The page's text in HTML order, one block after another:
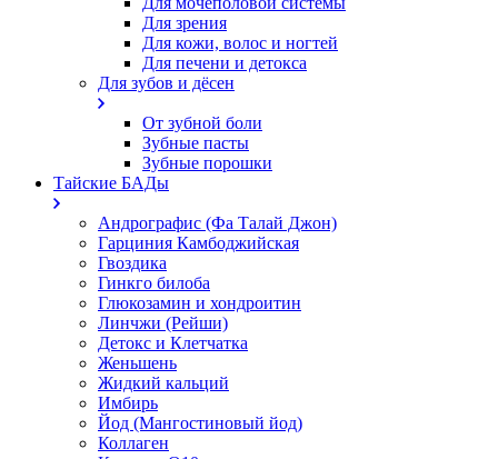
Для зрения
Для кожи, волос и ногтей
Для печени и детокса
Для зубов и дёсен
От зубной боли
Зубные пасты
Зубные порошки
Тайские БАДы
Андрографис (Фа Талай Джон)
Гарциния Камбоджийская
Гвоздика
Гинкго билоба
Глюкозамин и хондроитин
Линчжи (Рейши)
Детокс и Клетчатка
Женьшень
Жидкий кальций
Имбирь
Йод (Мангостиновый йод)
Коллаген